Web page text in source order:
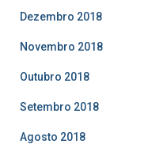
Dezembro 2018
Novembro 2018
Outubro 2018
Setembro 2018
Agosto 2018